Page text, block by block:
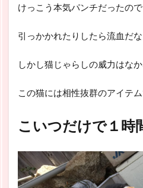
けっこう本気パンチだったので
引っかかれたりしたら流血だな
しかし猫じゃらしの威力はな
この猫には相性抜群のアイテ
こいつだけで１時